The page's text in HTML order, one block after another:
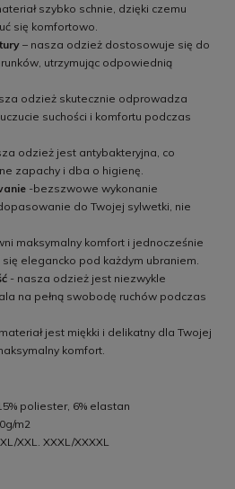
szybko schnie, dzięki czemu
się komfortowo.
– nasza odzież dostosowuje się do
utrzymując odpowiednią
odzież skutecznie odprowadza
suchości i komfortu podczas
odzież jest antybakteryjna, co
zapachy i dba o higienę.
-bezszwowe wykonanie
do Twojej sylwetki, nie
maksymalny komfort i jednocześnie
elegancko pod każdym ubraniem.
- nasza odzież jest niezwykle
na pełną swobodę ruchów podczas
jest miękki i delikatny dla Twojej
komfort.
poliester, 6% elastan
m2
XXL. XXXL/XXXXL